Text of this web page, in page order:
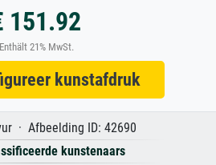
151.92
Enthält 21% MwSt.
kunstafdruk
· Afbeelding ID: 42690
kunstenaars